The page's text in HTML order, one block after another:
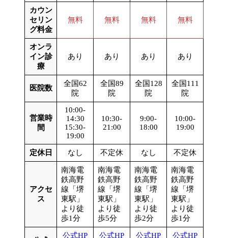
カウン
セリン
グ料金
無料 無料 無料 無料
オンラ
イン診
療
あり あり あり あり
医院数
全国62
院
全国89
院
全国128
院
全国111
院
営業時
間
10:00-
14:30
15:30-
19:00
10:30-
21:00
9:00-
18:00
10:00-
19:00
定休日 なし 不定休 なし 不定休
アクセ
ス
南海電
鉄高野
線「堺
東駅」
より徒
歩1分
南海電
鉄高野
線「堺
東駅」
より徒
歩5分
南海電
鉄高野
線「堺
東駅」
より徒
歩2分
南海電
鉄高野
線「堺
東駅」
より徒
歩1分
公式HP 公式HP 公式HP 公式HP